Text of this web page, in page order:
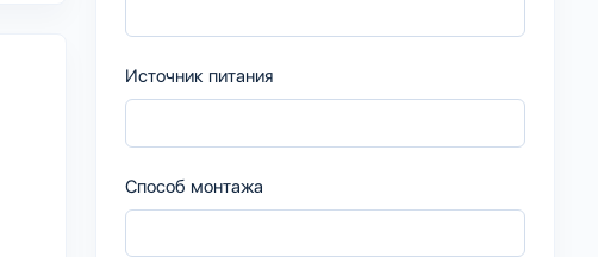
Источник питания
Способ монтажа